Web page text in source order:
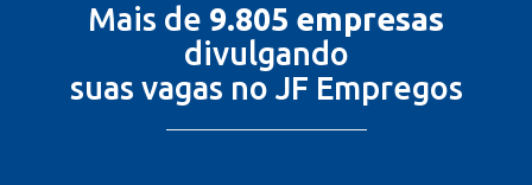
Mais de 9.805 empresas
divulgando
suas vagas no JF Empregos